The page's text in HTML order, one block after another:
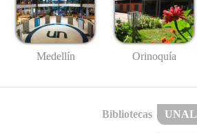
Medellín Orinoquía
Bibliotecas UNAL